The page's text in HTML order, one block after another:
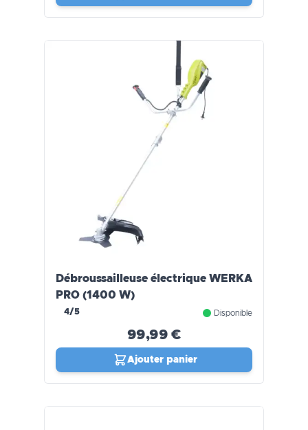
Débroussailleuse électrique WERKA
PRO (1400 W)
4/5 Disponible
99,99 €
Ajouter panier